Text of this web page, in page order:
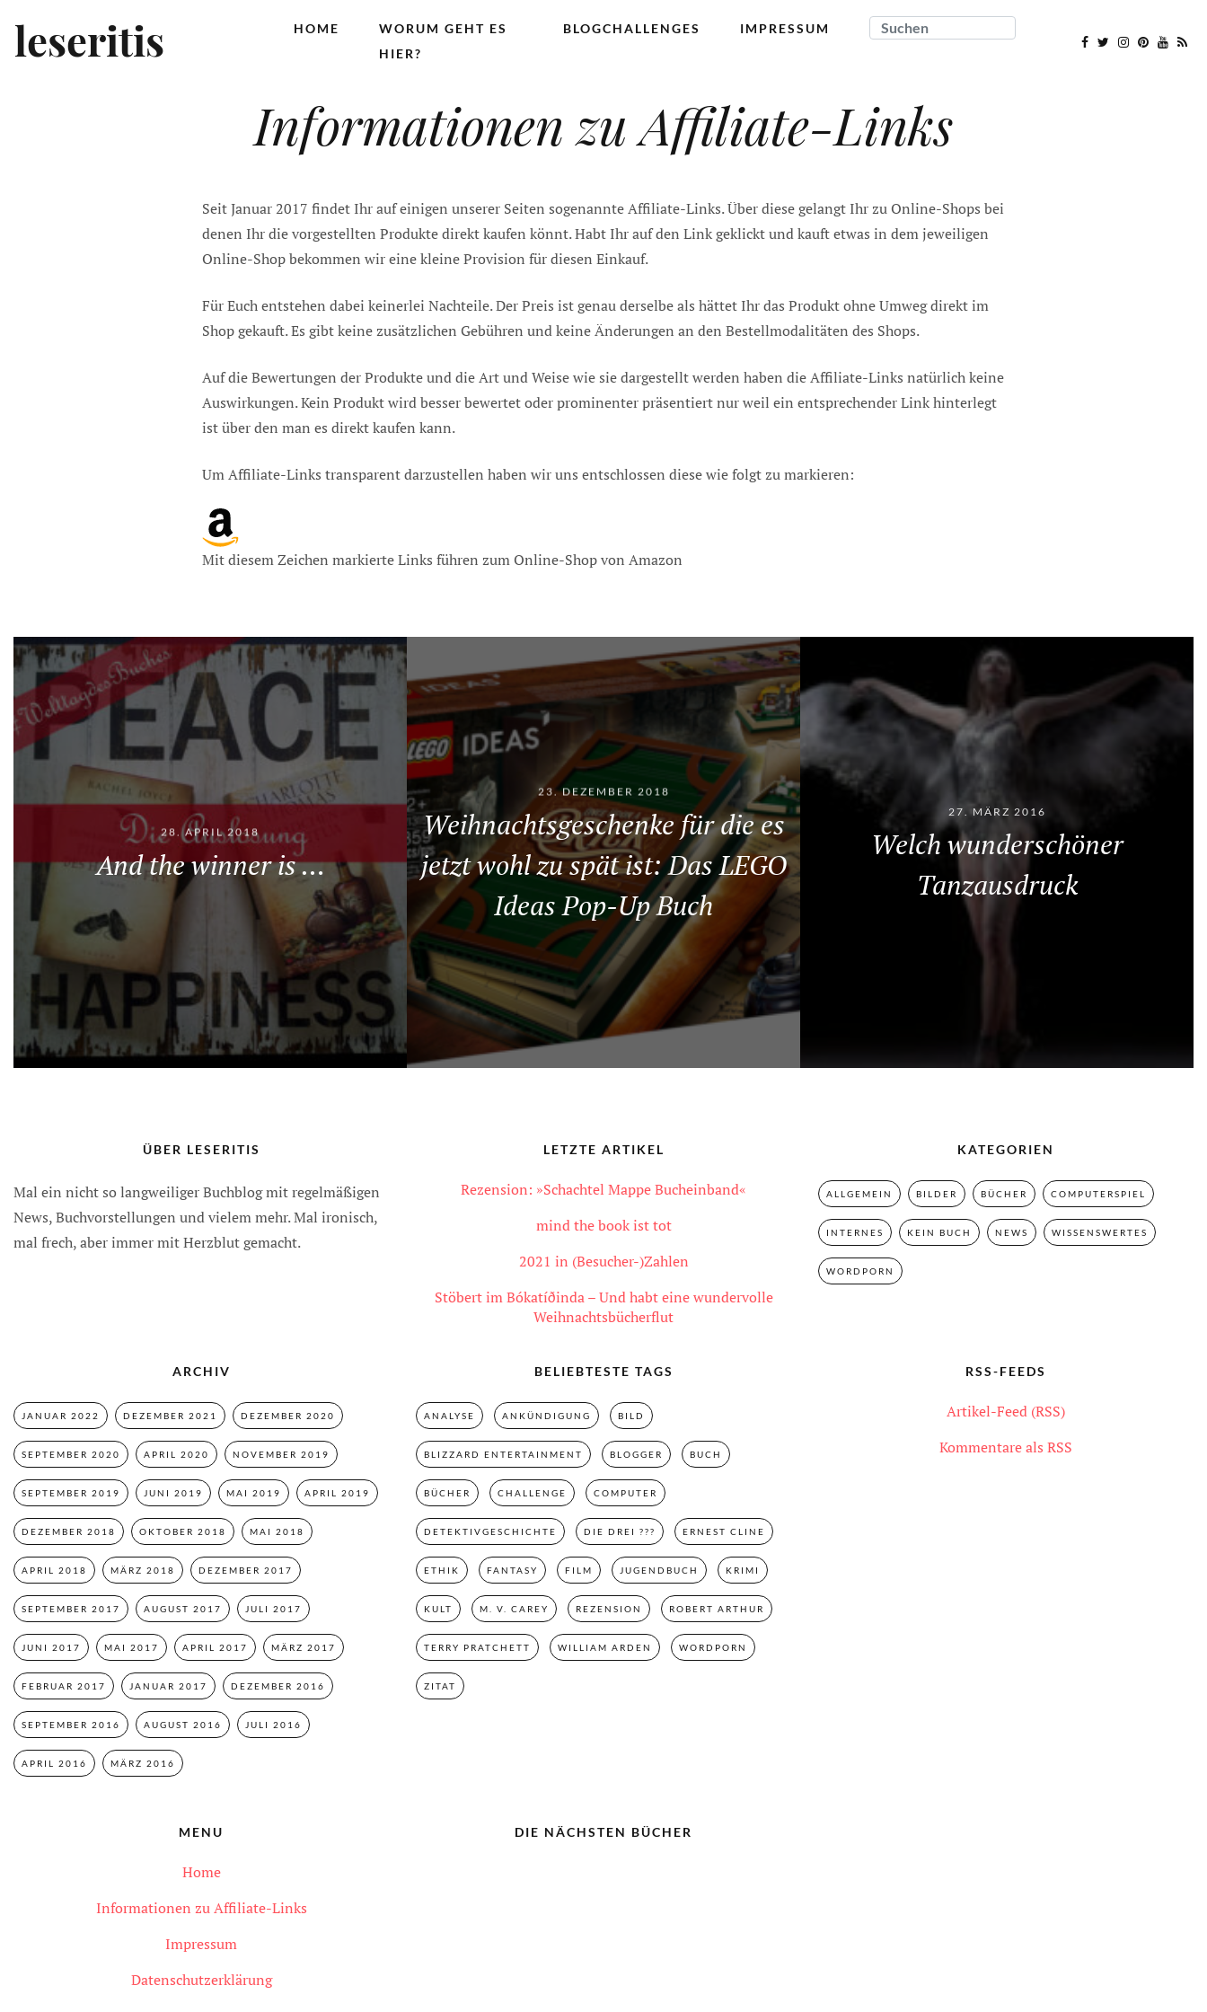
Hauptmenü
leseritis HOME
WORUM GEHT ES
HIER?
BLOGCHALLENGES IMPRESSUM SUCHEN
Informationen zu Affiliate-Links
Seit Januar 2017 findet Ihr auf einigen unserer Seiten sogenannte Affiliate-Links. Über diese gelangt Ihr zu Online-Shops bei
denen Ihr die vorgestellten Produkte direkt kaufen könnt. Habt Ihr auf den Link geklickt und kauft etwas in dem jeweiligen
Online-Shop bekommen wir eine kleine Provision für diesen Einkauf.
Für Euch entstehen dabei keinerlei Nachteile. Der Preis ist genau derselbe als hättet Ihr das Produkt ohne Umweg direkt im
Shop gekauft. Es gibt keine zusätzlichen Gebühren und keine Änderungen an den Bestellmodalitäten des Shops.
Auf die Bewertungen der Produkte und die Art und Weise wie sie dargestellt werden haben die Affiliate-Links natürlich keine
Auswirkungen. Kein Produkt wird besser bewertet oder prominenter präsentiert nur weil ein entsprechender Link hinterlegt
ist über den man es direkt kaufen kann.
Um Affiliate-Links transparent darzustellen haben wir uns entschlossen diese wie folgt zu markieren:
Mit diesem Zeichen markierte Links führen zum Online-Shop von Amazon
28. APRIL 2018
And the winner is …
23. DEZEMBER 2018
Weihnachtsgeschenke für die es
jetzt wohl zu spät ist: Das LEGO
Ideas Pop-Up Buch
27. MÄRZ 2016
Welch wunderschöner
Tanzausdruck
ÜBER LESERITIS
Mal ein nicht so langweiliger Buchblog mit regelmäßigen
News, Buchvorstellungen und vielem mehr. Mal ironisch,
mal frech, aber immer mit Herzblut gemacht.
LETZTE ARTIKEL
Rezension: »Schachtel Mappe Bucheinband«
mind the book ist tot
2021 in (Besucher-)Zahlen
Stöbert im Bókatíðinda – Und habt eine wundervolle
Weihnachtsbücherflut
KATEGORIEN
ALLGEMEIN BILDER BÜCHER COMPUTERSPIEL
INTERNES KEIN BUCH NEWS WISSENSWERTES
WORDPORN
ARCHIV
JANUAR 2022 DEZEMBER 2021 DEZEMBER 2020
SEPTEMBER 2020 APRIL 2020 NOVEMBER 2019
SEPTEMBER 2019 JUNI 2019 MAI 2019 APRIL 2019
DEZEMBER 2018 OKTOBER 2018 MAI 2018
APRIL 2018 MÄRZ 2018 DEZEMBER 2017
SEPTEMBER 2017 AUGUST 2017 JULI 2017
JUNI 2017 MAI 2017 APRIL 2017 MÄRZ 2017
FEBRUAR 2017 JANUAR 2017 DEZEMBER 2016
SEPTEMBER 2016 AUGUST 2016 JULI 2016
APRIL 2016 MÄRZ 2016
BELIEBTESTE TAGS
ANALYSE ANKÜNDIGUNG BILD
BLIZZARD ENTERTAINMENT BLOGGER BUCH
BÜCHER CHALLENGE COMPUTER
DETEKTIVGESCHICHTE DIE DREI ??? ERNEST CLINE
ETHIK FANTASY FILM JUGENDBUCH KRIMI
KULT M. V. CAREY REZENSION ROBERT ARTHUR
TERRY PRATCHETT WILLIAM ARDEN WORDPORN
ZITAT
RSS-FEEDS
Artikel-Feed (RSS)
Kommentare als RSS
MENU
Home
Informationen zu Affiliate-Links
Impressum
Datenschutzerklärung
DIE NÄCHSTEN BÜCHER